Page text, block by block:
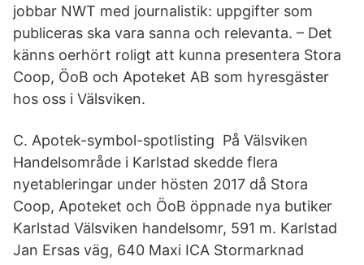
jobbar NWT med journalistik: uppgifter som
publiceras ska vara sanna och relevanta. – Det
känns oerhört roligt att kunna presentera Stora
Coop, ÖoB och Apoteket AB som hyresgäster
hos oss i Välsviken.
C. Apotek-symbol-spotlisting På Välsviken
Handelsområde i Karlstad skedde flera
nyetableringar under hösten 2017 då Stora
Coop, Apoteket och ÖoB öppnade nya butiker
Karlstad Välsviken handelsomr, 591 m. Karlstad
Jan Ersas väg, 640 Maxi ICA Stormarknad